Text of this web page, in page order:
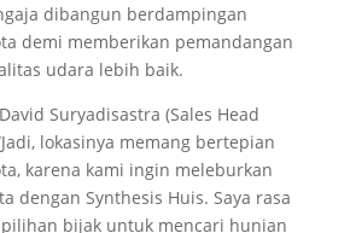
dibangun berdampingan
demi memberikan pemandangan
udara lebih baik.
Suryadisastra (Sales Head
lokasinya memang bertepian
karena kami ingin meleburkan
dengan Synthesis Huis. Saya rasa
bijak untuk mencari hunian